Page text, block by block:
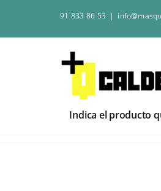
contenido
91 833 86 53 |
Indica el producto